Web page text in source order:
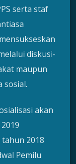
serta staf
diskusi-
maupun
sosial.
akan
2018
Pemilu